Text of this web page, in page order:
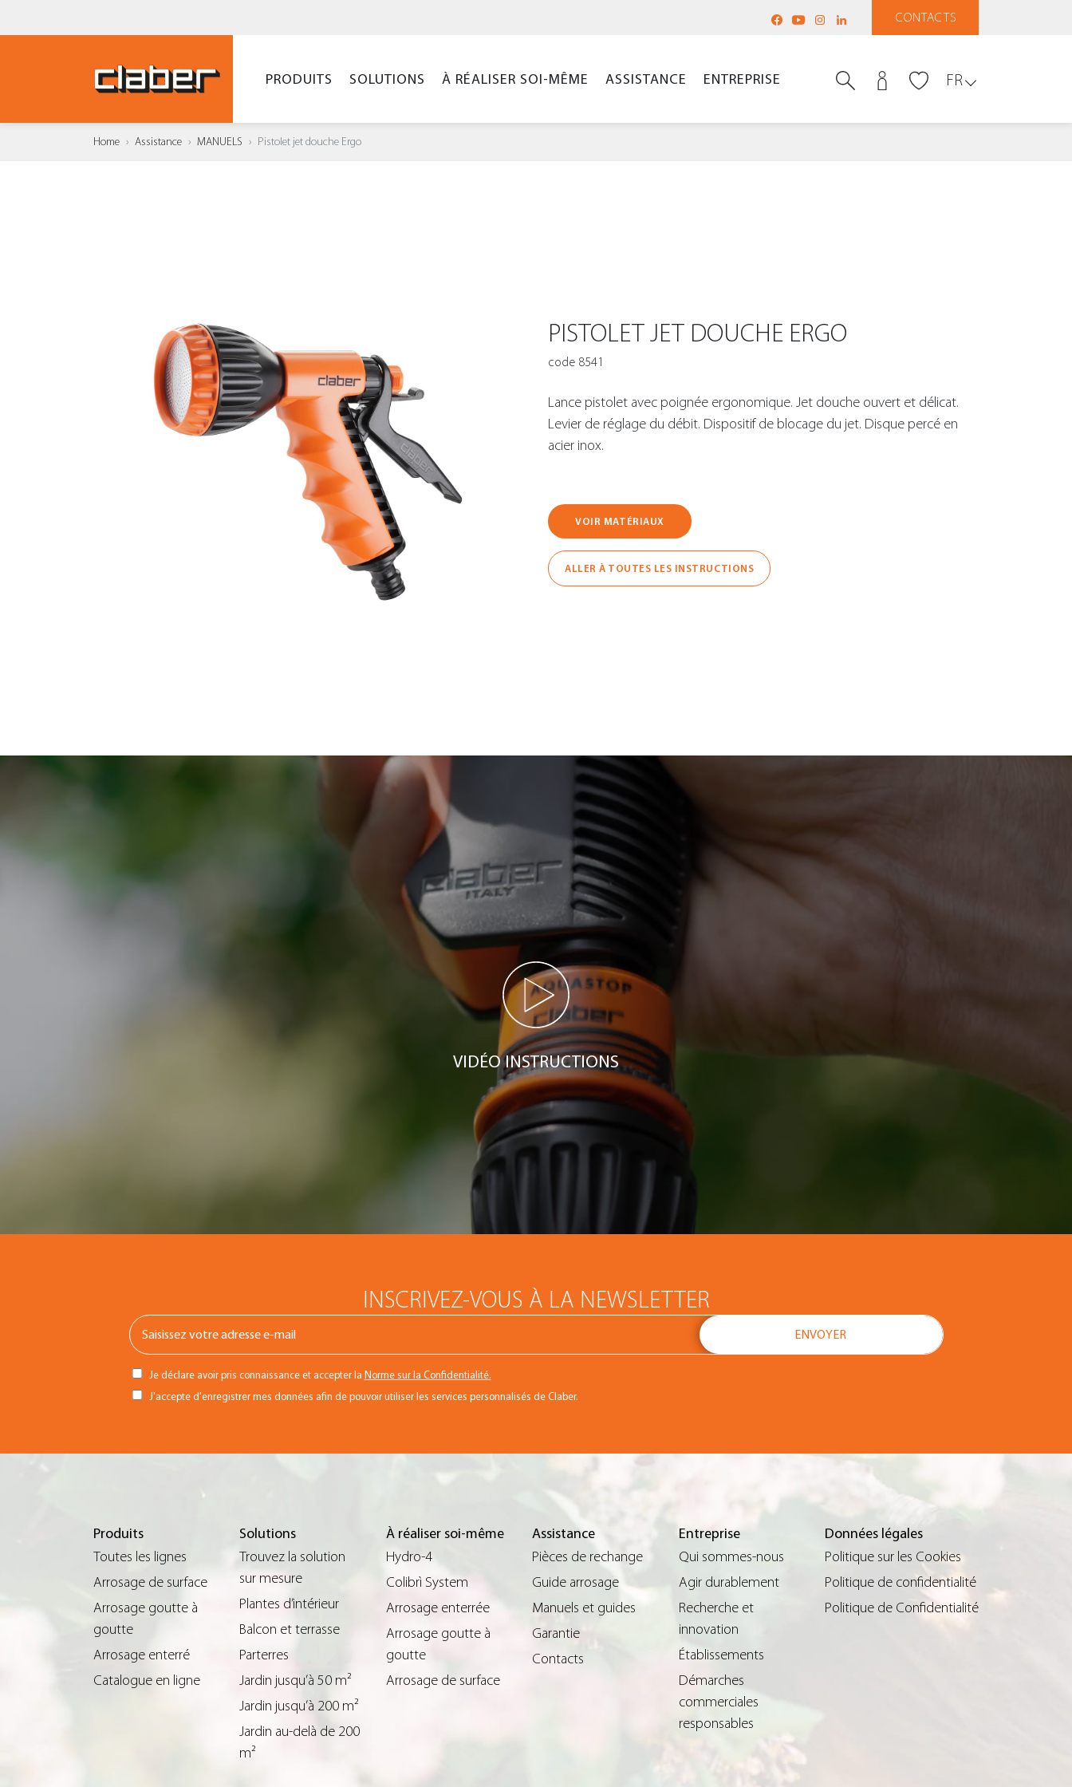
CONTACTS
PRODUITS SOLUTIONS À RÉALISER SOI-MÊME ASSISTANCE ENTREPRISE FR
Home Assistance MANUELS Pistolet jet douche Ergo
PISTOLET JET DOUCHE ERGO
code 8541
Lance pistolet avec poignée ergonomique. Jet douche ouvert et délicat.
Levier de réglage du débit. Dispositif de blocage du jet. Disque percé en
acier inox.
VOIR MATÉRIAUX
ALLER À TOUTES LES INSTRUCTIONS
VIDÉO INSTRUCTIONS
INSCRIVEZ-VOUS À LA NEWSLETTER
Je déclare avoir pris connaissance et accepter la Norme sur la Confidentialité.
J'accepte d'enregistrer mes données afin de pouvoir utiliser les services personnalisés de Claber.
Produits
Toutes les lignes
Arrosage de surface
Arrosage goutte à
goutte
Arrosage enterré
Catalogue en ligne
Solutions
Trouvez la solution
sur mesure
Plantes d’intérieur
Balcon et terrasse
Parterres
Jardin jusqu’à 50 m²
Jardin jusqu’à 200 m²
Jardin au-delà de 200
m²
À réaliser soi-même
Hydro-4
Colibrì System
Arrosage enterrée
Arrosage goutte à
goutte
Arrosage de surface
Assistance
Pièces de rechange
Guide arrosage
Manuels et guides
Garantie
Contacts
Entreprise
Qui sommes-nous
Agir durablement
Recherche et
innovation
Établissements
Démarches
commerciales
responsables
Données légales
Politique sur les Cookies
Politique de confidentialité
Politique de Confidentialité